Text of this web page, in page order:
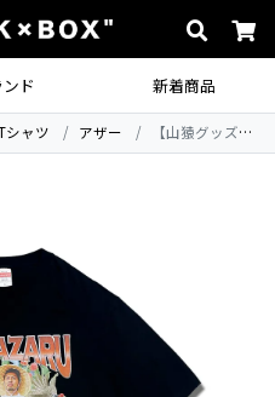
ド 新着商品
シャツ アザー 【山猿グッズ2022】山猿×畑のたっちゃん桃太郎TシャツORANGE